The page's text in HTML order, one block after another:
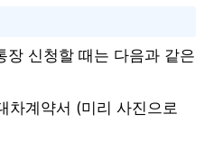
장 신청할 때는 다음과 같은
차계약서 (미리 사진으로